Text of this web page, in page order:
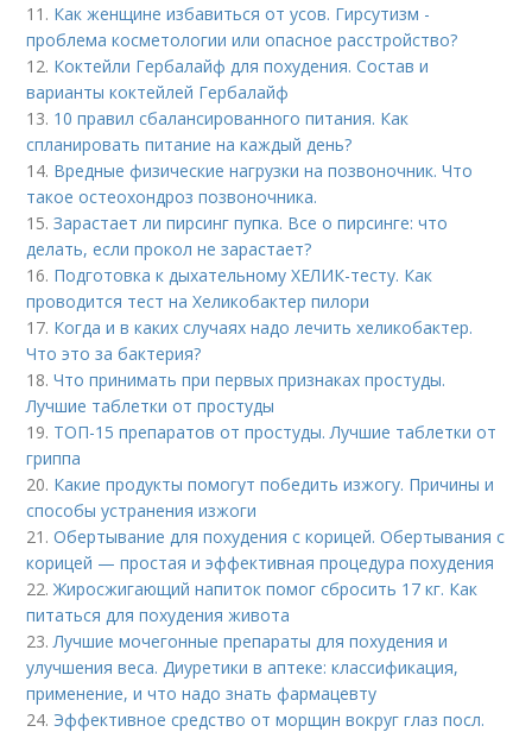
11. Как женщине избавиться от усов. Гирсутизм -
проблема косметологии или опасное расстройство?
12. Коктейли Гербалайф для похудения. Состав и
варианты коктейлей Гербалайф
13. 10 правил сбалансированного питания. Как
спланировать питание на каждый день?
14. Вредные физические нагрузки на позвоночник. Что
такое остеохондроз позвоночника.
15.Зарастает ли пирсинг пупка. Все о пирсинге: что
делать, если прокол не зарастает?
16. Подготовка к дыхательному ХЕЛИК-тесту. Как
проводится тест на Хеликобактер пилори
17. Когда и в каких случаях надо лечить хеликобактер.
Что это за бактерия?
18.Что принимать при первых признаках простуды.
Лучшие таблетки от простуды
19. ТОП-15 препаратов от простуды. Лучшие таблетки от
гриппа
20. Какие продукты помогут победить изжогу. Причины и
способы устранения изжоги
21.Обертывание для похудения с корицей. Обертывания с
корицей — простая и эффективная процедура похудения
22.Жиросжигающий напиток помог сбросить 17 кг. Как
питаться для похудения живота
23. Лучшие мочегонные препараты для похудения и
улучшения веса. Диуретики в аптеке: классификация,
применение, и что надо знать фармацевту
24. Эффективное средство от морщин вокруг глаз посл.